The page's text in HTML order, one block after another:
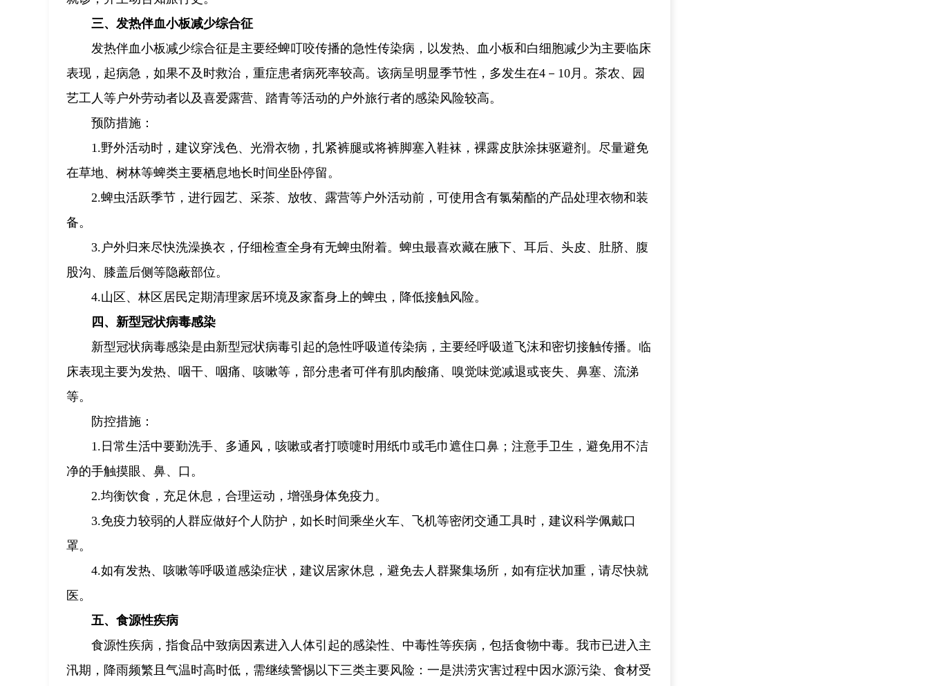
三、发热伴血小板减少综合征
发热伴血小板减少综合征是主要经蜱叮咬传播的急性传染病，以发热、血小板和白细胞减少为主要临床
表现，起病急，如果不及时救治，重症患者病死率较高。该病呈明显季节性，多发生在4－10月。茶农、园
艺工人等户外劳动者以及喜爱露营、踏青等活动的户外旅行者的感染风险较高。
预防措施：
1.野外活动时，建议穿浅色、光滑衣物，扎紧裤腿或将裤脚塞入鞋袜，裸露皮肤涂抹驱避剂。尽量避免
在草地、树林等蜱类主要栖息地长时间坐卧停留。
2.蜱虫活跃季节，进行园艺、采茶、放牧、露营等户外活动前，可使用含有氯菊酯的产品处理衣物和装
备。
3.户外归来尽快洗澡换衣，仔细检查全身有无蜱虫附着。蜱虫最喜欢藏在腋下、耳后、头皮、肚脐、腹
股沟、膝盖后侧等隐蔽部位。
4.山区、林区居民定期清理家居环境及家畜身上的蜱虫，降低接触风险。
四、新型冠状病毒感染
新型冠状病毒感染是由新型冠状病毒引起的急性呼吸道传染病，主要经呼吸道飞沫和密切接触传播。临
床表现主要为发热、咽干、咽痛、咳嗽等，部分患者可伴有肌肉酸痛、嗅觉味觉减退或丧失、鼻塞、流涕
等。
防控措施：
1.日常生活中要勤洗手、多通风，咳嗽或者打喷嚏时用纸巾或毛巾遮住口鼻；注意手卫生，避免用不洁
净的手触摸眼、鼻、口。
2.均衡饮食，充足休息，合理运动，增强身体免疫力。
3.免疫力较弱的人群应做好个人防护，如长时间乘坐火车、飞机等密闭交通工具时，建议科学佩戴口
罩。
4.如有发热、咳嗽等呼吸道感染症状，建议居家休息，避免去人群聚集场所，如有症状加重，请尽快就
医。
五、食源性疾病
食源性疾病，指食品中致病因素进入人体引起的感染性、中毒性等疾病，包括食物中毒。我市已进入主
汛期，降雨频繁且气温时高时低，需继续警惕以下三类主要风险：一是洪涝灾害过程中因水源污染、食材受